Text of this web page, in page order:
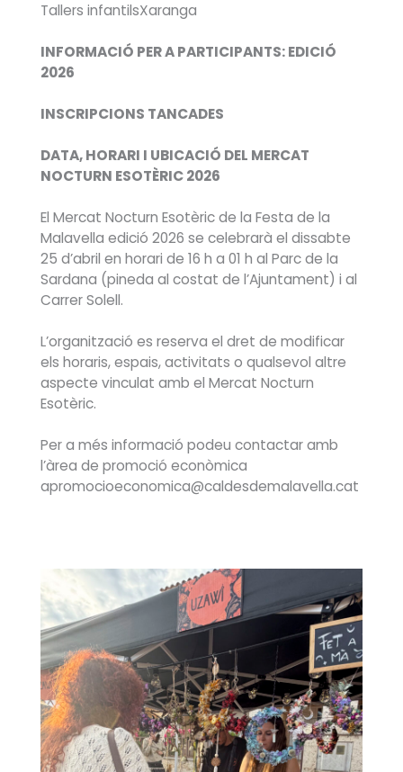
Tallers infantilsXaranga
INFORMACIÓ PER A PARTICIPANTS: EDICIÓ
2026
INSCRIPCIONS TANCADES
DATA, HORARI I UBICACIÓ DEL MERCAT
NOCTURN ESOTÈRIC 2026
El Mercat Nocturn Esotèric de la Festa de la
Malavella edició 2026 se celebrarà el dissabte
25 d’abril en horari de 16 h a 01 h al Parc de la
Sardana (pineda al costat de l’Ajuntament) i al
Carrer Solell.
L’organització es reserva el dret de modificar
els horaris, espais, activitats o qualsevol altre
aspecte vinculat amb el Mercat Nocturn
Esotèric.
Per a més informació podeu contactar amb
l’àrea de promoció econòmica
apromocioeconomica@caldesdemalavella.cat